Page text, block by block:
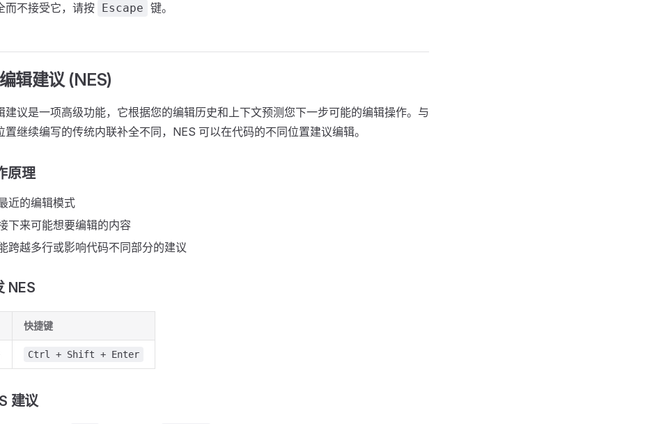
而不接受它，请按 Escape 键。
辑建议 (NES)
建议是一项高级功能，它根据您的编辑历史和上下文预测您下一步可能的编辑操作。与
置继续编写的传统内联补全不同，NES 可以在代码的不同位置建议编辑。
原理
近的编辑模式
下来可能想要编辑的内容
跨越多行或影响代码不同部分的建议
NES
快捷键
Ctrl + Shift + Enter
建议